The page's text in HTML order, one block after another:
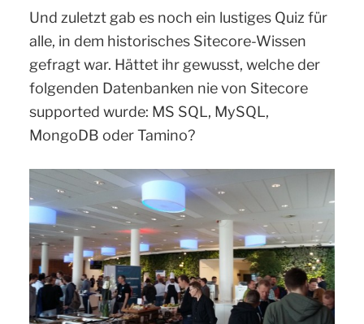
Und zuletzt gab es noch ein lustiges Quiz für
alle, in dem historisches Sitecore-Wissen
gefragt war. Hättet ihr gewusst, welche der
folgenden Datenbanken nie von Sitecore
supported wurde: MS SQL, MySQL,
MongoDB oder Tamino?